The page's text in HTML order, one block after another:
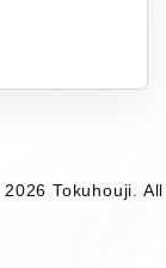
Tokuhouji. All